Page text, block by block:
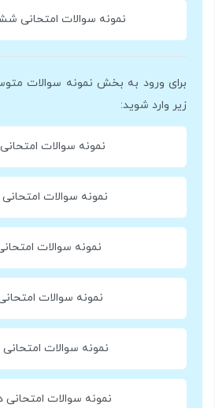
نمونه سوالات امتحانی
برای ورود به بخش نمونه سوالات
زیر وارد شوید:
نمونه سوالات
نمونه سوالات
نمونه سوالات
نمونه سوالات
نمونه سوالات امتحانی
نمونه سوالات امتحانی